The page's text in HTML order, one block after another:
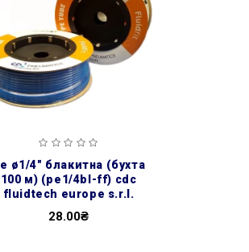
100 м) (pe1/4bl-ff) cdc
fluidtech europe s.r.l.
28.00₴